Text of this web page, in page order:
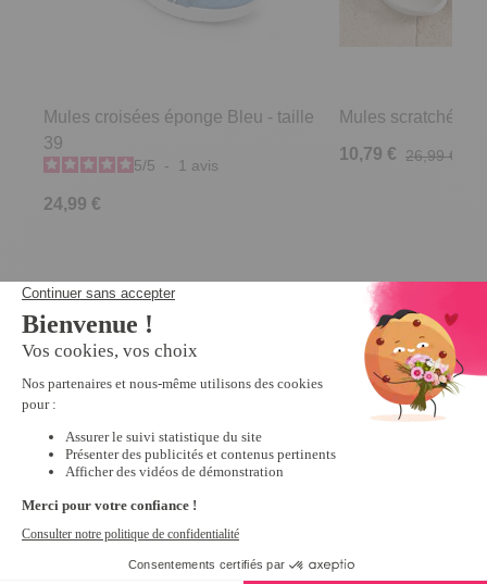
Mules croisées éponge Bleu - taille
39
5/5 - 1 avis
24,99 €
Mules scratchées
10,79 € 26,99 €
Derniers articles consultés